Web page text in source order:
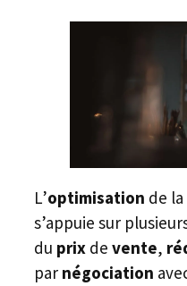
L’optimisation de la
s’appuie sur
du prix de vente,
par négociation